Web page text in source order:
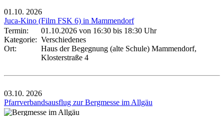
01.10. 2026
Juca-Kino (Film FSK 6) in Mammendorf
Termin:
01.10.2026 von 16:30 bis 18:30 Uhr
Kategorie: Verschiedenes
Ort:
Haus der Begegnung (alte Schule) Mammendorf,
Klosterstraße 4
03.10. 2026
Pfarrverbandsausflug zur Bergmesse im Allgäu